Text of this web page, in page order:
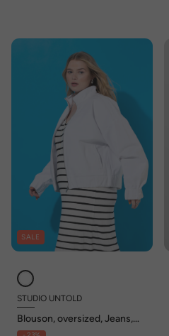
SALE
STUDIO UNTOLD
Blouson, oversized, Jeans,
Elastiksaum